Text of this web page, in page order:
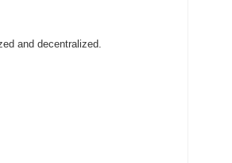
and decentralized.